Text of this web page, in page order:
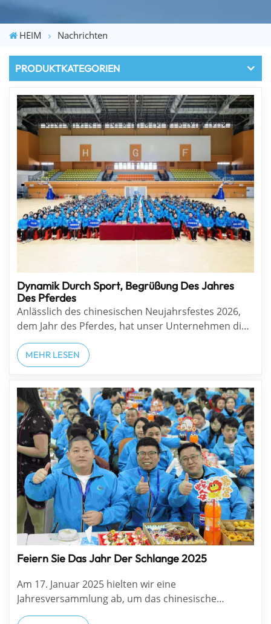
HEIM Nachrichten
PRODUKTKATEGORIEN
Dynamik Durch Sport, Begrüßung Des Jahres
Des Pferdes
Anlässlich des chinesischen Neujahrsfestes 2026,
dem Jahr des Pferdes, hat unser Unternehmen die
traditionelle Jahresendgala neu interpretiert und
veranstaltet das erste Sportfest der Mitarbeiter.
Die Kollegen kamen voller Elan und Begeisterung
Teamgeist und...
MEHR LESEN
Feiern Sie Das Jahr Der Schlange 2025
Am 17. Januar 2025 hielten wir eine
Jahresversammlung ab, um das chinesische
Neujahr zu begrüßen. Das herrliche Aufführungen